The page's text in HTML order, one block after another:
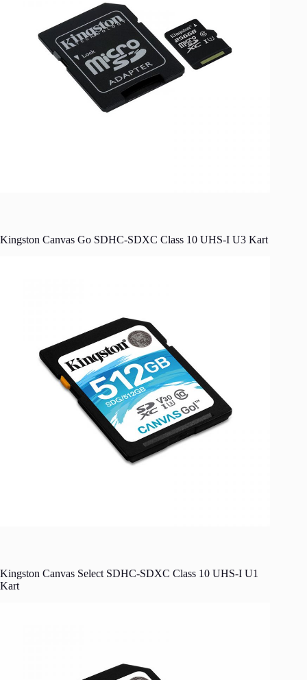
Kingston Canvas Go SDHC-SDXC Class 10 UHS-I U3 Kart
Kingston Canvas Select SDHC-SDXC Class 10 UHS-I U1
Kart